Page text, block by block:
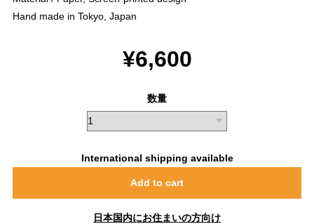
Hand made in Tokyo, Japan
¥6,600
数量
International shipping available
Add to cart
日本国内にお住まいの方向け